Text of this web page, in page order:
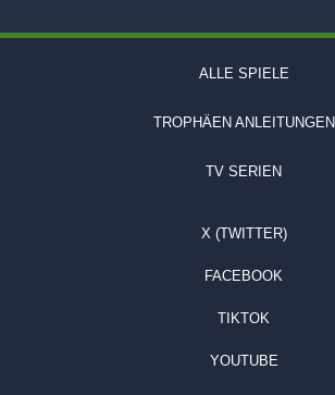
ALLE SPIELE
TROPHÄEN ANLEITUNGEN
TV SERIEN
X (TWITTER)
FACEBOOK
TIKTOK
YOUTUBE